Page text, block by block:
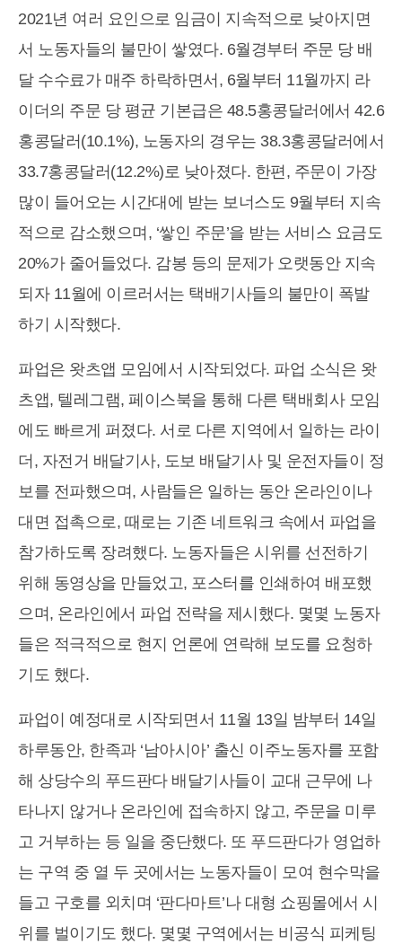
2021년 여러 요인으로 임금이 지속적으로 낮아지면
서 노동자들의 불만이 쌓였다. 6월경부터 주문 당 배
달 수수료가 매주 하락하면서, 6월부터 11월까지 라
이더의 주문 당 평균 기본급은 48.5홍콩달러에서 42.6
홍콩달러(10.1%), 노동자의 경우는 38.3홍콩달러에서
33.7홍콩달러(12.2%)로 낮아졌다. 한편, 주문이 가장
많이 들어오는 시간대에 받는 보너스도 9월부터 지속
적으로 감소했으며, ‘쌓인 주문’을 받는 서비스 요금도
20%가 줄어들었다. 감봉 등의 문제가 오랫동안 지속
되자 11월에 이르러서는 택배기사들의 불만이 폭발
하기 시작했다.
파업은 왓츠앱 모임에서 시작되었다. 파업 소식은 왓
츠앱, 텔레그램, 페이스북을 통해 다른 택배회사 모임
에도 빠르게 퍼졌다. 서로 다른 지역에서 일하는 라이
더, 자전거 배달기사, 도보 배달기사 및 운전자들이 정
보를 전파했으며, 사람들은 일하는 동안 온라인이나
대면 접촉으로, 때로는 기존 네트워크 속에서 파업을
참가하도록 장려했다. 노동자들은 시위를 선전하기
위해 동영상을 만들었고, 포스터를 인쇄하여 배포했
으며, 온라인에서 파업 전략을 제시했다. 몇몇 노동자
들은 적극적으로 현지 언론에 연락해 보도를 요청하
기도 했다.
파업이 예정대로 시작되면서 11월 13일 밤부터 14일
하루동안, 한족과 ‘남아시아’ 출신 이주노동자를 포함
해 상당수의 푸드판다 배달기사들이 교대 근무에 나
타나지 않거나 온라인에 접속하지 않고, 주문을 미루
고 거부하는 등 일을 중단했다. 또 푸드판다가 영업하
는 구역 중 열 두 곳에서는 노동자들이 모여 현수막을
들고 구호를 외치며 ‘판다마트’나 대형 쇼핑몰에서 시
위를 벌이기도 했다. 몇몇 구역에서는 비공식 피케팅